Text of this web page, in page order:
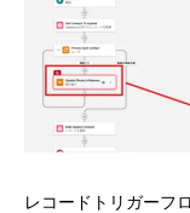
レコードトリガーフ